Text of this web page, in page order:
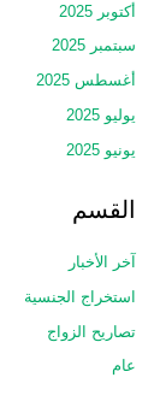
أكتوبر 2025
سبتمبر 2025
أغسطس 2025
يوليو 2025
يونيو 2025
القسم
آخر الأخبار
استخراج الجنسية
تصاريح الزواج
عام